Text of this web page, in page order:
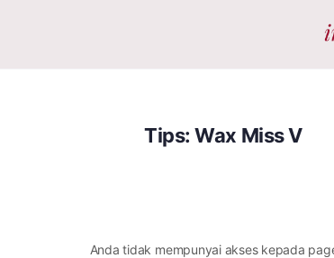
Tips: Wax Miss V
Anda tidak mempunyai akses kepada